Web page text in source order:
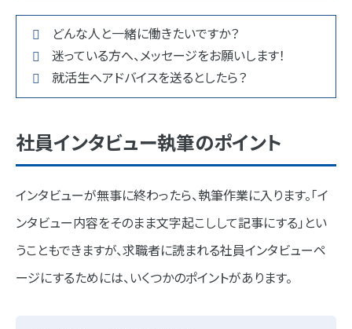
どんな人と一緒に働きたいですか？
迷っている方へ、メッセージをお願いします！
就活生へアドバイスを送るとしたら？
社員インタビュー執筆のポイント
インタビューが無事に終わったら、執筆作業に入ります。「イ
ンタビュー内容をそのまま文字起こしして記事にする」とい
うこともできますが、求職者に読まれる社員インタビューペ
ージにするためには、いくつかのポイントがあります。